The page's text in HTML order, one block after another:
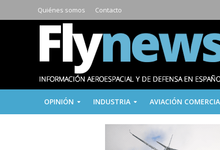
Quiénes somos Contacto
OPINIÓN INDUSTRIA AVIACIÓN